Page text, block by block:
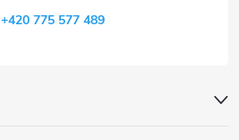
+420 775 577 489